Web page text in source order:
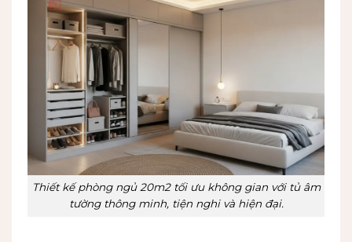
Thiết kế phòng ngủ 20m2 tối ưu không gian với tủ âm
tường thông minh, tiện nghi và hiện đại.